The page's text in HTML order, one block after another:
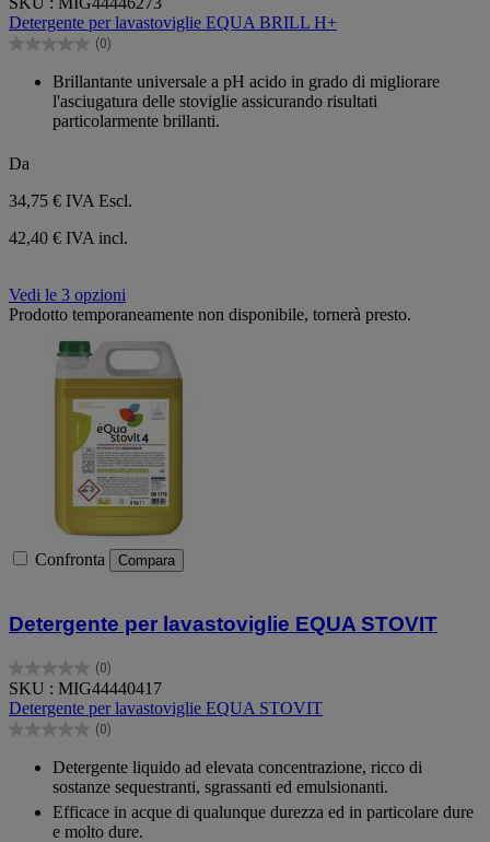
su
5
stelle.
Detergente per lavastoviglie EQUA BRILL H+
(0)
0.0
Brillantante universale a pH acido in grado di migliorare
l'asciugatura delle stoviglie assicurando risultati
particolarmente brillanti.
Da
34,75 € IVA Escl.
42,40 € IVA incl.
Vedi le 3 opzioni
Prodotto temporaneamente non disponibile, tornerà presto.
Confronta Compara
Detergente per lavastoviglie EQUA STOVIT
(0)
0.0
su
5
stelle.
SKU : MIG44440417
Detergente per lavastoviglie EQUA STOVIT
(0)
0.0
Detergente liquido ad elevata concentrazione, ricco di
sostanze sequestranti, sgrassanti ed emulsionanti.
Efficace in acque di qualunque durezza ed in particolare dure
e molto dure.